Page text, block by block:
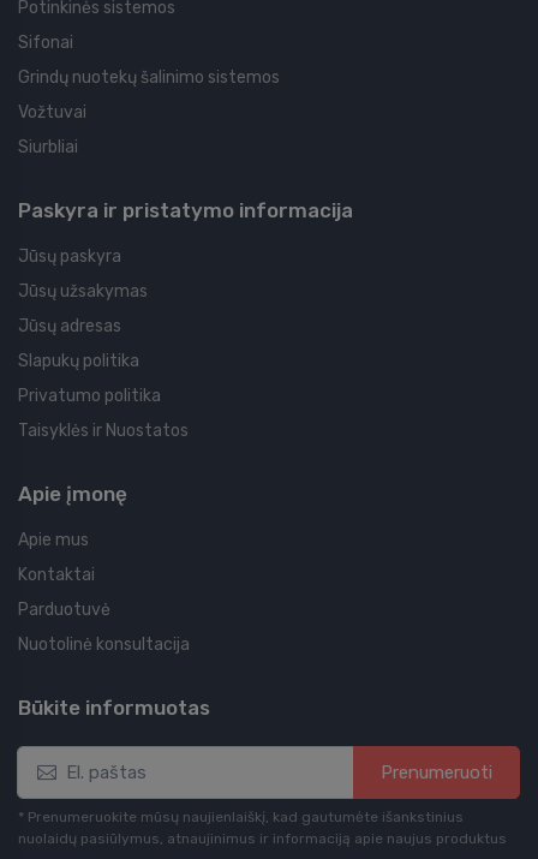
Potinkinės sistemos
Sifonai
Grindų nuotekų šalinimo sistemos
Vožtuvai
Siurbliai
Paskyra ir pristatymo informacija
Jūsų paskyra
Jūsų užsakymas
Jūsų adresas
Slapukų politika
Privatumo politika
Taisyklės ir Nuostatos
Apie įmonę
Apie mus
Kontaktai
Parduotuvė
Nuotolinė konsultacija
Būkite informuotas
Prenumeruoti
* Prenumeruokite mūsų naujienlaiškį, kad gautumėte išankstinius
nuolaidų pasiūlymus, atnaujinimus ir informaciją apie naujus produktus